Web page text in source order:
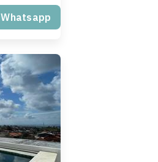
Whatsapp